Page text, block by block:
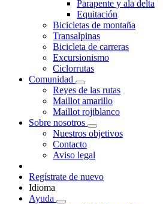
Parapente y ala delta
Equitación
Bicicletas de montaña
Transalpinas
Bicicleta de carreras
Excursionismo
Ciclorrutas
Comunidad
Reyes de las rutas
Maillot amarillo
Maillot rojiblanco
Sobre nosotros
Nuestros objetivos
Contacto
Aviso legal
Regístrate de nuevo
Idioma
Ayuda